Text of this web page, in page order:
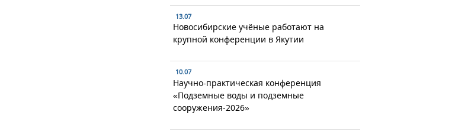
13.07
Новосибирские учёные работают на
крупной конференции в Якутии
10.07
Научно-практическая конференция
«Подземные воды и подземные
сооружения-2026»